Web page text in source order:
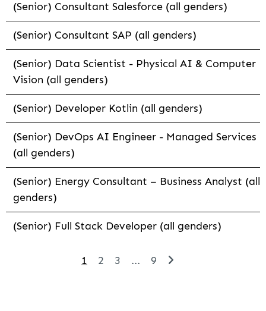
(Senior) Consultant Salesforce (all genders)
(Senior) Consultant SAP (all genders)
(Senior) Data Scientist - Physical AI & Computer
Vision (all genders)
(Senior) Developer Kotlin (all genders)
(Senior) DevOps AI Engineer - Managed Services
(all genders)
(Senior) Energy Consultant – Business Analyst (all
genders)
(Senior) Full Stack Developer (all genders)
1 2 3 ... 9